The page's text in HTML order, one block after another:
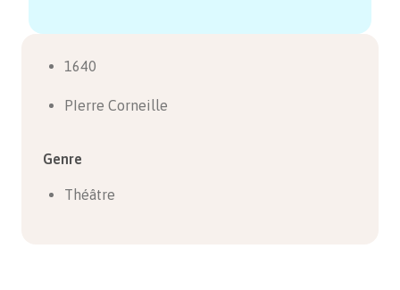
1640
PIerre Corneille
Genre
Théâtre